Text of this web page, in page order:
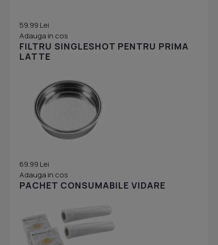
59.99 Lei
Adauga in cos
FILTRU SINGLESHOT PENTRU PRIMA
LATTE
69.99 Lei
Adauga in cos
PACHET CONSUMABILE VIDARE